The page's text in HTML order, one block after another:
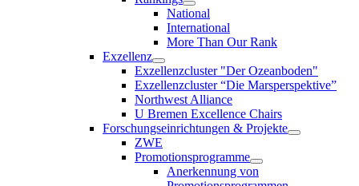
National
International
More Than Our Rank
Exzellenz
Exzellenzcluster "Der Ozeanboden"
Exzellenzcluster “Die Marsperspektive”
Northwest Alliance
U Bremen Excellence Chairs
Forschungseinrichtungen & Projekte
ZWE
Promotionsprogramme
Anerkennung von